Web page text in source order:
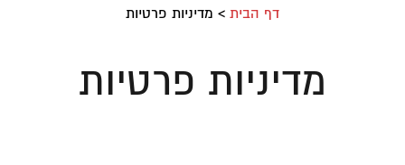
דף הבית > מדיניות פרטיות
מדיניות פרטיות